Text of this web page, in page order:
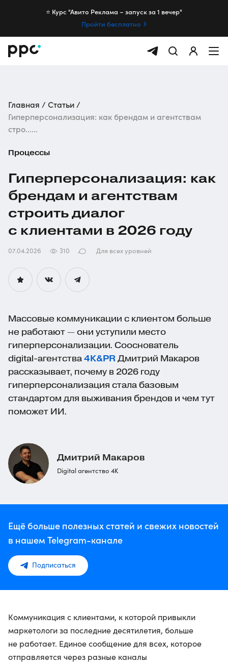
⭐️ Курс "Авито Реклама – запуск за 1 вечер"
Пройти бесплатно
Главная
Статьи
Гиперперсонализация: как брендам и агентствам
стро......
Процессы
Гиперперсонализация: как
брендам и агентствам
строить диалог
с клиентами в 2026 году
07.04.2026 310 Для всех уровней
Массовые коммуникации с клиентом больше
не работают — они уступили место
гиперперсонализации. Сооснователь
digital-агентства 4К&PR Дмитрий Макаров
рассказывает, почему в 2026 году
гиперперсонализация стала базовым
стандартом для выживания брендов и чем тут
поможет ИИ.
Дмитрий Макаров
Digital агентство 4K
Ещё больше полезных статей и свежих новостей
в нашем Telegram-канале
Подписаться
Коммуникация с клиентами, к которой привыкли
маркетологи за последние десятилетия, больше
не работает. Единое сообщение для всех, которое
отправляется через разные каналы